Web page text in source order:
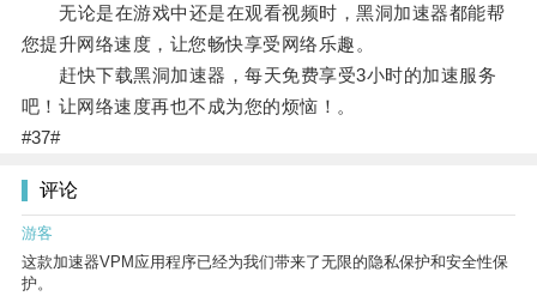
无论是在游戏中还是在观看视频时，黑洞加速器都能帮
您提升网络速度，让您畅快享受网络乐趣。
赶快下载黑洞加速器，每天免费享受3小时的加速服务
吧！让网络速度再也不成为您的烦恼！。
#37#
评论
游客
这款加速器VPM应用程序已经为我们带来了无限的隐私保护和安全性保
护。